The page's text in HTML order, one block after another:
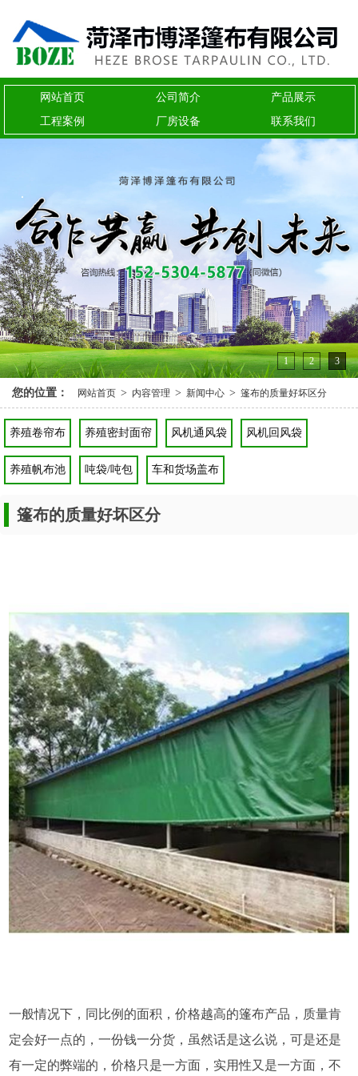
网站首页 公司简介
产品展示
工程案例
厂房设备 联系我们
1 2 3
您的位置： 网站首页 > 内容管理 > 新闻中心 > 篷布的质量好坏区分
养殖卷帘布 养殖密封面帘 风机通风袋 风机回风袋
养殖帆布池 吨袋/吨包 车和货场盖布
篷布的质量好坏区分
一般情况下，同比例的面积，价格越高的篷布产品，质量肯
定会好一点的，一份钱一分货，虽然话是这么说，可是还是
有一定的弊端的，价格只是一方面，实用性又是一方面，不